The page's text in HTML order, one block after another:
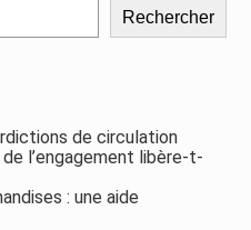
Rechercher
de circulation
l’engagement libère-t-
: une aide